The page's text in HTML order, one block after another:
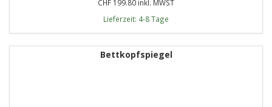
CHF 199.80 inkl. MWST
Lieferzeit: 4-8 Tage
Bettkopfspiegel